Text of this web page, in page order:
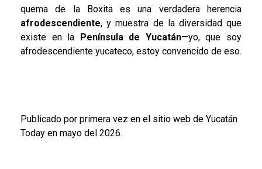
quema de la Boxita es una verdadera herencia
afrodescendiente, y muestra de la diversidad que
existe en la
Península de Yucatán—yo, que soy
afrodescendiente yucateco, estoy convencido de eso.
Publicado por primera vez en el sitio web de Yucatán
Today en mayo del 2026.